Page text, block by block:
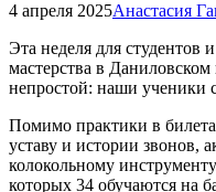
4 апреля 2025Анастасия
Эта неделя для студентов
мастерства в
непростой: наши ученики
Помимо практики в
уставу и истории звонов,
колокольному
которых 34 обучаются на